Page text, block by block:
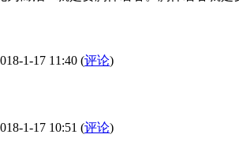
1-17 11:40 (评论)
1-17 10:51 (评论)